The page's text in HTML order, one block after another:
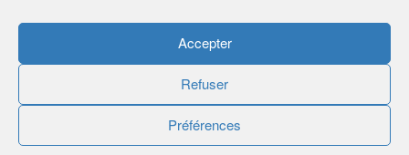
Accepter
Refuser
Préférences